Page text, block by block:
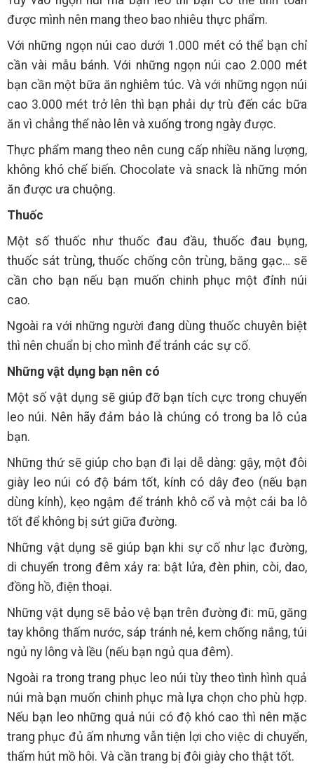
được mình nên mang theo bao nhiêu thực phẩm.
Với những ngọn núi cao dưới 1.000 mét có thể bạn chỉ
cần vài mẫu bánh. Với những ngọn núi cao 2.000 mét
bạn cần một bữa ăn nghiêm túc. Và với những ngọn núi
cao 3.000 mét trở lên thì bạn phải dự trù đến các bữa
ăn vì chẳng thể nào lên và xuống trong ngày được.
Thực phẩm mang theo nên cung cấp nhiều năng lượng,
không khó chế biến. Chocolate và snack là những món
ăn được ưa chuộng.
Thuốc
Một số thuốc như thuốc đau đầu, thuốc đau bụng,
thuốc sát trùng, thuốc chống côn trùng, băng gạc… sẽ
cần cho bạn nếu bạn muốn chinh phục một đỉnh núi
cao.
Ngoài ra với những người đang dùng thuốc chuyên biệt
thì nên chuẩn bị cho mình để tránh các sự cố.
Những vật dụng bạn nên có
Một số vật dụng sẽ giúp đỡ bạn tích cực trong chuyến
leo núi. Nên hãy đảm bảo là chúng có trong ba lô của
bạn.
Những thứ sẽ giúp cho bạn đi lại dễ dàng: gậy, một đôi
giày leo núi có độ bám tốt, kính có dây đeo (nếu bạn
dùng kính), kẹo ngậm để tránh khô cổ và một cái ba lô
tốt để không bị sứt giữa đường.
Những vật dụng sẽ giúp bạn khi sự cố như lạc đường,
di chuyển trong đêm xảy ra: bật lửa, đèn phin, còi, dao,
đồng hồ, điện thoại.
Những vật dụng sẽ bảo vệ bạn trên đường đi: mũ, găng
tay không thấm nước, sáp tránh nẻ, kem chống nắng, túi
ngủ ny lông và lều (nếu bạn ngủ qua đêm).
Ngoài ra trong trang phục leo núi tùy theo tình hình quả
núi mà bạn muốn chinh phục mà lựa chọn cho phù hợp.
Nếu bạn leo những quả núi có độ khó cao thì nên mặc
trang phục đủ ấm nhưng vẫn tiện lợi cho việc di chuyển,
thấm hút mồ hôi. Và cần trang bị đôi giày cho thật tốt.